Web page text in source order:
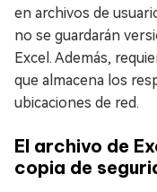
en archivos de
no se guardarán
Excel. Además,
que almacena los
ubicaciones de red.
El archivo de
copia de